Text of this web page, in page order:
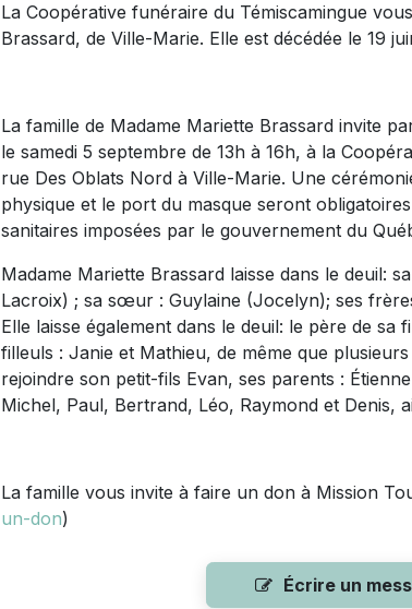
La Coopérative funéraire du Témiscamingue
Brassard, de Ville-Marie. Elle est décédée le 19
La famille de Madame Mariette Brassard invite
le samedi 5 septembre de 13h à 16h, à la
rue Des Oblats Nord à Ville-Marie. Une
physique et le port du masque seront
sanitaires imposées par le gouvernement du
Madame Mariette Brassard laisse dans le deuil:
Lacroix) ; sa sœur : Guylaine (Jocelyn); ses
Elle laisse également dans le deuil: le père de
filleuls : Janie et Mathieu, de même que
rejoindre son petit-fils Evan, ses parents :
Michel, Paul, Bertrand, Léo, Raymond et Denis,
La famille vous invite à faire un don à Mission
un-don)
Écrire un